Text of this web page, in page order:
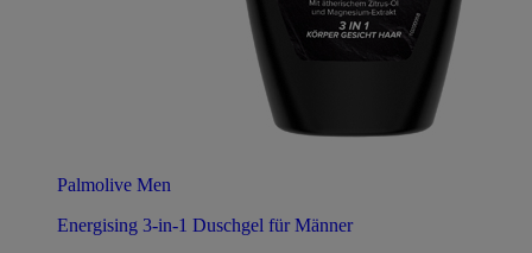
Palmolive Men
Energising 3-in-1 Duschgel für Männer